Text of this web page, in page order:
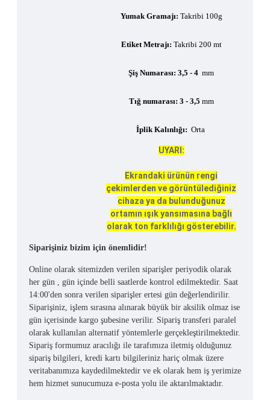
Yumak Gramajı: Takribi 100g
Etiket Metrajı: Takribi 200 mt
Şiş Numarası: 3,5 - 4 mm
Tığ numarası: 3 - 3,5 mm
İplik Kalınlığı: Orta
UYARI:
Ekrandaki ürünün rengi
çekimlerden ve görüntülediğiniz
cihaza ya da bulunduğunuz
ortamın ışık yansımasına bağlı
olarak ton farklılığı gösterebilir.
Siparişiniz bizim için önemlidir!
Online olarak sitemizden verilen siparişler periyodik olarak
her gün , gün içinde belli saatlerde kontrol edilmektedir. Saat
14:00'den sonra verilen siparişler ertesi gün değerlendirilir.
Siparişiniz, işlem sırasına alınarak büyük bir aksilik olmaz ise
gün içerisinde kargo şubesine verilir. Sipariş transferi paralel
olarak kullanılan alternatif yöntemlerle gerçekleştirilmektedir.
Sipariş formumuz aracılığı ile tarafımıza iletmiş olduğunuz
sipariş bilgileri, kredi kartı bilgileriniz hariç olmak üzere
veritabanımıza kaydedilmektedir ve ek olarak hem iş yerimize
hem hizmet sunucumuza e-posta yolu ile aktarılmaktadır.